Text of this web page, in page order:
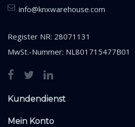
info@knxwarehouse.com
Register NR: 28071131
MwSt.-Nummer: NL801715477B01
Kundendienst
Mein Konto